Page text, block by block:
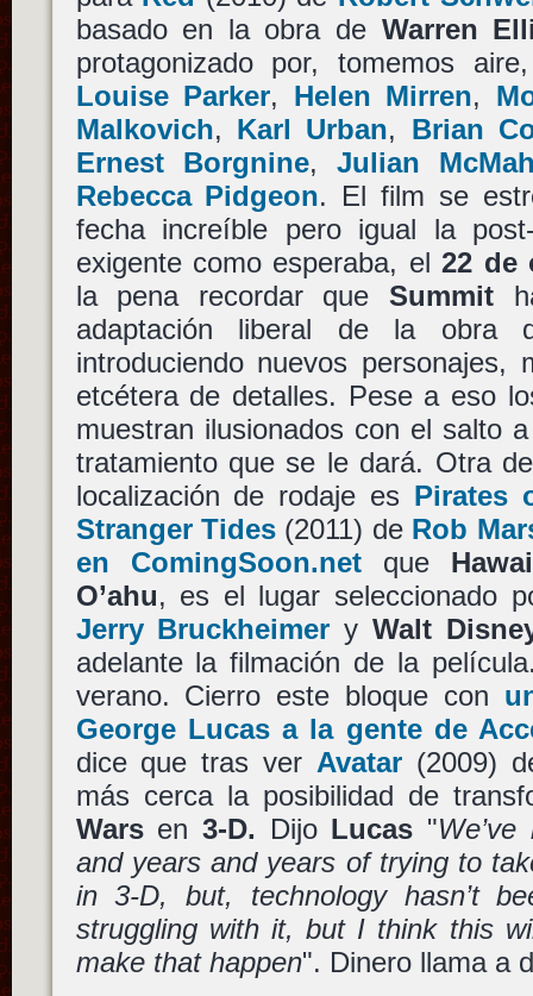
basado en la obra de Warren
protagonizado por, tomemos
Louise Parker, Helen Mirren,
Malkovich, Karl Urban, Brian
Ernest Borgnine, Julian
Rebecca Pidgeon. El film se
fecha increíble pero igual la
exigente como esperaba, el22 de
la pena recordar queSummit
adaptación liberal de la
introduciendo nuevos
etcétera de detalles. Pese a eso
muestran ilusionados con el salto
tratamiento que se le dará. Otra
localización de rodaje es Pirates
Stranger Tides(2011) de Rob
en ComingSoon.netque
O’ahu, es el lugar seleccionado
Jerry Bruckheimer yWalt
adelante la filmación de la
verano. Cierro este bloque con
George Lucas a la gente de
dice que tras ver Avatar (2009)
más cerca la posibilidad de
Warsen 3-D. Dijo Lucas "
and years and years of trying to
in 3-D, but, technology hasn’t
struggling with it, but I think this
make that happen". Dinero llama a